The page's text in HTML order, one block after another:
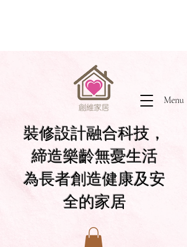
Menu
裝修設計融合科技，
締造樂齡無憂生活
為長者創造健康及安
全的家居